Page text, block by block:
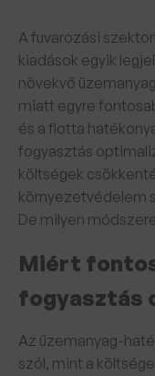
A fuvarozási
kiadások egyik
növekvő
miatt egyre
és a flotta
fogyasztás
költségek
környezetvédelem
De milyen
Miért
fogyasztás
Az üzemanyag-
szól, mint a